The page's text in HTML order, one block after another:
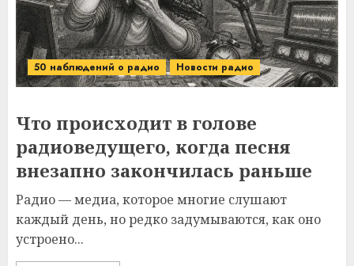
50 наблюдений о радио Новости радио
Что происходит в голове
радиоведущего, когда песня
внезапно закончилась раньше
Радио — медиа, которое многие слушают
каждый день, но редко задумываются, как оно
устроено...